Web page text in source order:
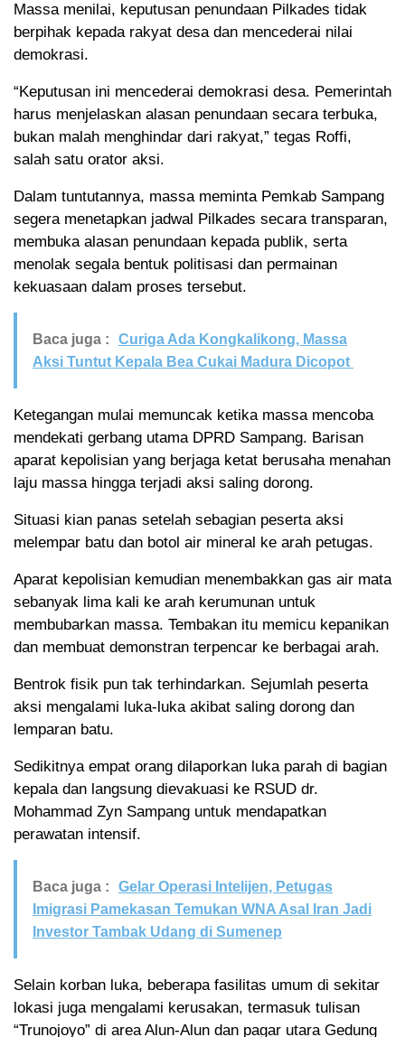
Massa menilai, keputusan penundaan Pilkades tidak
berpihak kepada rakyat desa dan mencederai nilai
demokrasi.
“Keputusan ini mencederai demokrasi desa. Pemerintah
harus menjelaskan alasan penundaan secara terbuka,
bukan malah menghindar dari rakyat,” tegas Roffi,
salah satu orator aksi.
Dalam tuntutannya, massa meminta Pemkab Sampang
segera menetapkan jadwal Pilkades secara transparan,
membuka alasan penundaan kepada publik, serta
menolak segala bentuk politisasi dan permainan
kekuasaan dalam proses tersebut.
Baca juga :
Curiga Ada Kongkalikong, Massa
Aksi Tuntut Kepala Bea Cukai Madura Dicopot
Ketegangan mulai memuncak ketika massa mencoba
mendekati gerbang utama DPRD Sampang. Barisan
aparat kepolisian yang berjaga ketat berusaha menahan
laju massa hingga terjadi aksi saling dorong.
Situasi kian panas setelah sebagian peserta aksi
melempar batu dan botol air mineral ke arah petugas.
Aparat kepolisian kemudian menembakkan gas air mata
sebanyak lima kali ke arah kerumunan untuk
membubarkan massa. Tembakan itu memicu kepanikan
dan membuat demonstran terpencar ke berbagai arah.
Bentrok fisik pun tak terhindarkan. Sejumlah peserta
aksi mengalami luka-luka akibat saling dorong dan
lemparan batu.
Sedikitnya empat orang dilaporkan luka parah di bagian
kepala dan langsung dievakuasi ke RSUD dr.
Mohammad Zyn Sampang untuk mendapatkan
perawatan intensif.
Baca juga :
Gelar Operasi Intelijen, Petugas
Imigrasi Pamekasan Temukan WNA Asal Iran Jadi
Investor Tambak Udang di Sumenep
Selain korban luka, beberapa fasilitas umum di sekitar
lokasi juga mengalami kerusakan, termasuk tulisan
“Trunojoyo” di area Alun-Alun dan pagar utara Gedung